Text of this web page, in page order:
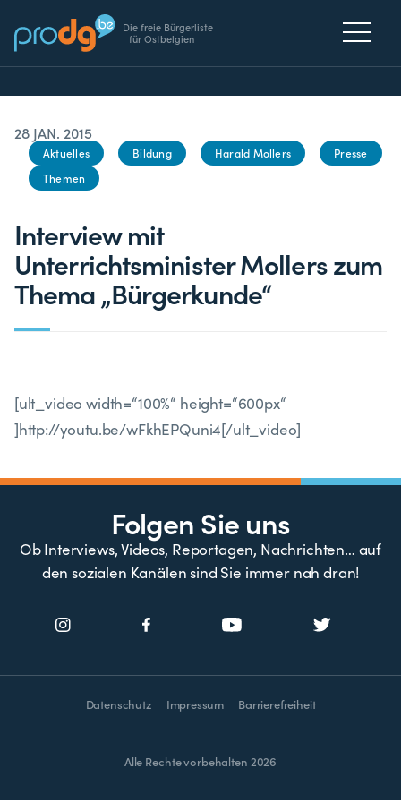
Die freie Bürgerliste
für Ostbelgien
28 JAN. 2015
Aktuelles Bildung Harald Mollers
Presse
Themen
Interview mit
Unterrichtsminister Mollers zum
Thema „Bürgerkunde“
[ult_video width=“100%“ height=“600px“
]http://youtu.be/wFkhEPQuni4[/ult_video]
Folgen Sie uns
Ob Interviews, Videos, Reportagen, Nachrichten… auf
den sozialen Kanälen sind Sie immer nah dran!
Datenschutz Impressum Barrierefreiheit
Alle Rechte vorbehalten 2026